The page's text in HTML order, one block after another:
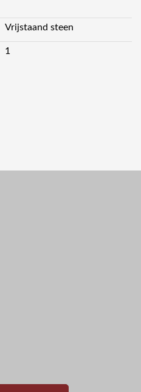
Vrijstaand steen
1